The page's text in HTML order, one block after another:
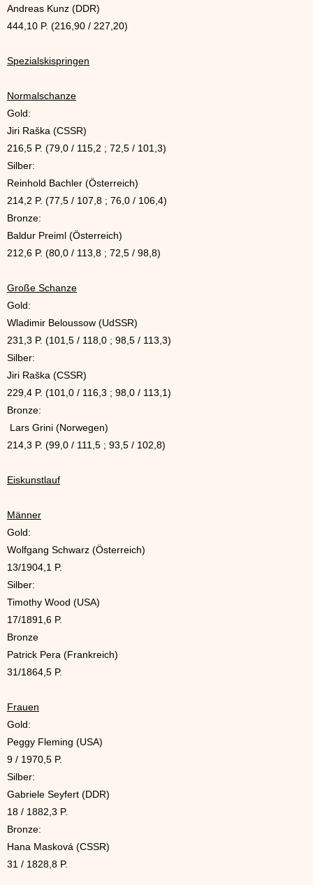
Andreas Kunz (DDR)
444,10 P. (216,90 / 227,20)
Spezialskispringen
Normalschanze
Gold:
Jiri Raška (CSSR)
216,5 P. (79,0 / 115,2 ; 72,5 / 101,3)
Silber:
Reinhold Bachler (Österreich)
214,2 P. (77,5 / 107,8 ; 76,0 / 106,4)
Bronze:
Baldur Preiml (Österreich)
212,6 P. (80,0 / 113,8 ; 72,5 / 98,8)
Große Schanze
Gold:
Wladimir Beloussow (UdSSR)
231,3 P. (101,5 / 118,0 ; 98,5 / 113,3)
Silber:
Jiri Raška (CSSR)
229,4 P. (101,0 / 116,3 ; 98,0 / 113,1)
Bronze:
Lars Grini (Norwegen)
214,3 P. (99,0 / 111,5 ; 93,5 / 102,8)
Eiskunstlauf
Männer
Gold:
Wolfgang Schwarz (Österreich)
13/1904,1 P.
Silber:
Timothy Wood (USA)
17/1891,6 P.
Bronze
Patrick Pera (Frankreich)
31/1864,5 P.
Frauen
Gold:
Peggy Fleming (USA)
9 / 1970,5 P.
Silber:
Gabriele Seyfert (DDR)
18 / 1882,3 P.
Bronze:
Hana Masková (CSSR)
31 / 1828,8 P.